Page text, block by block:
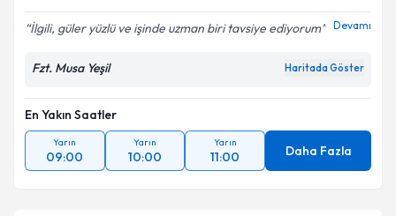
İlgili, güler yüzlü ve işinde uzman biri tavsiye ediyorum Devamı
Fzt. Musa Yeşil Haritada Göster
En Yakın Saatler
Yarın
09:00
Yarın
10:00
Yarın
11:00 Daha Fazla